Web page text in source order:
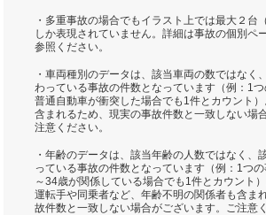
・多重事故の場合でもイラスト上では最大２台
しか表現されていません。詳細は事故の個別ペ
参照ください。
・車両種別のデータは、該当車両の数ではなく
わっている事故の件数となっています（例：1
普通自動車が衝突した場合でも1件とカウント
含まれるため、現実の事故件数と一致しない場
注意ください。
・年齢のデータは、該当年齢の人数ではなく、
っている事故の件数となっています（例：1つ
～34歳が関係している場合でも1件とカウント
運転手や同乗者など、年齢不明の関係者も含ま
故件数と一致しない場合がございます。ご注意